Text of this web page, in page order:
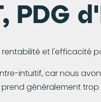
PDG
et l'efficacité
intuitif, car nous
généralement